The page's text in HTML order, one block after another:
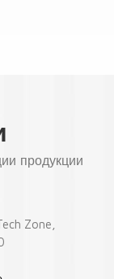
продукции
Zone,